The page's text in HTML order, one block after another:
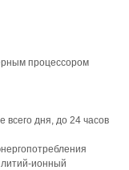
процессором
всего дня, до 24 часов
ионный